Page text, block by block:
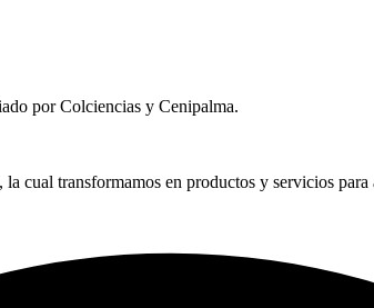
por Colciencias y Cenipalma.
cual transformamos en productos y servicios